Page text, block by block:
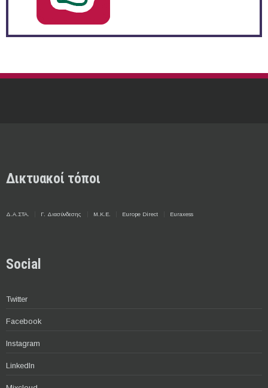
Δικτυακοί τόποι
Δ.Α.ΣΤΑ. Γ. Διασύνδεσης Μ.Κ.Ε. Europe Direct Euraxess
Social
Twitter
Facebook
Instagram
LinkedIn